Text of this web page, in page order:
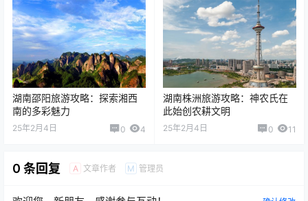
湖南邵阳旅游攻略：探索湘西
南的多彩魅力
25年2月4日 0 4
湖南株洲旅游攻略：神农氏在
此始创农耕文明
25年2月4日 0 11
0 条回复 A 文章作者 M 管理员